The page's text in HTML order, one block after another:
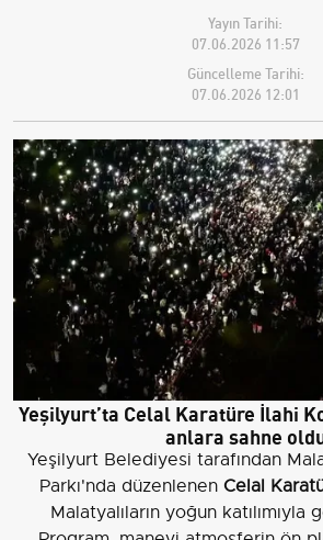
Yayın Tarihi:
07.06.2026 11:57
Güncelleme Tarihi:
07.06.2026 12:01
Yeşilyurt’ta Celal Karatüre İlahi
anlara sahne
Yeşilyurt Belediyesi tarafından
Parkı'nda düzenlenen Celal
Malatyalıların yoğun